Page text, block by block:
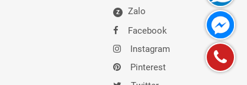
Z
Zalo
Facebook
Instagram
Pinterest